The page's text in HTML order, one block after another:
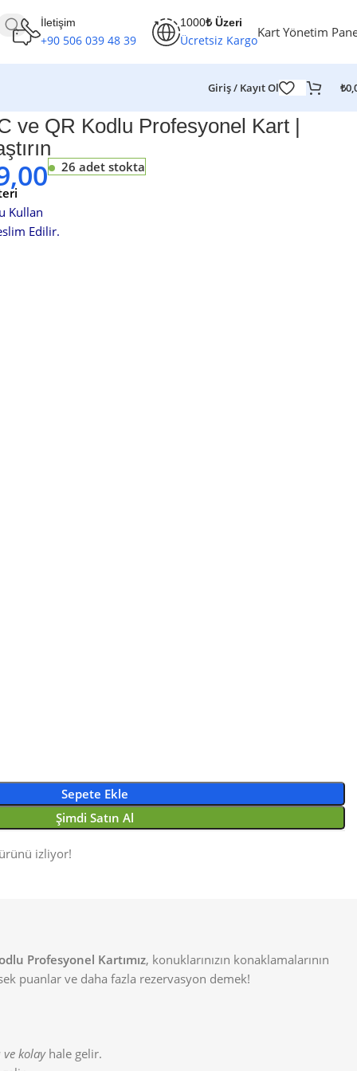
İletişim
+90 506 039 48 39
1000₺ Üzeri
Ücretsiz KargoKart Yönetim
Giriş / Kayıt Ol ₺
ve QR Kodlu Profesyonel Kart |
26 adet stokta
Kullan
Edilir.
Sepete Ekle
Şimdi Satın Al
izliyor!
Profesyonel Kartımız, konuklarınızın konaklamalarının
puanlar ve daha fazla rezervasyon demek!
ve kolayhale gelir.